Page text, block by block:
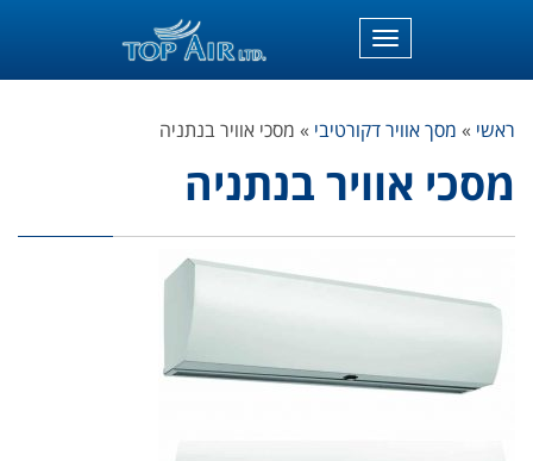
תפריט
ראשי » מסך אוויר דקורטיבי » מסכי אוויר בנתניה
מסכי אוויר בנתניה